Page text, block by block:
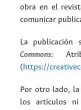
obra en el
comunicar
La publicación
Commons:
(https://
Por otro lado,
los artículos ni